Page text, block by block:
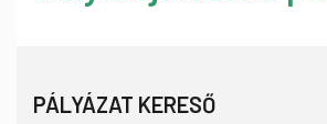
PÁLYÁZAT KERESŐ